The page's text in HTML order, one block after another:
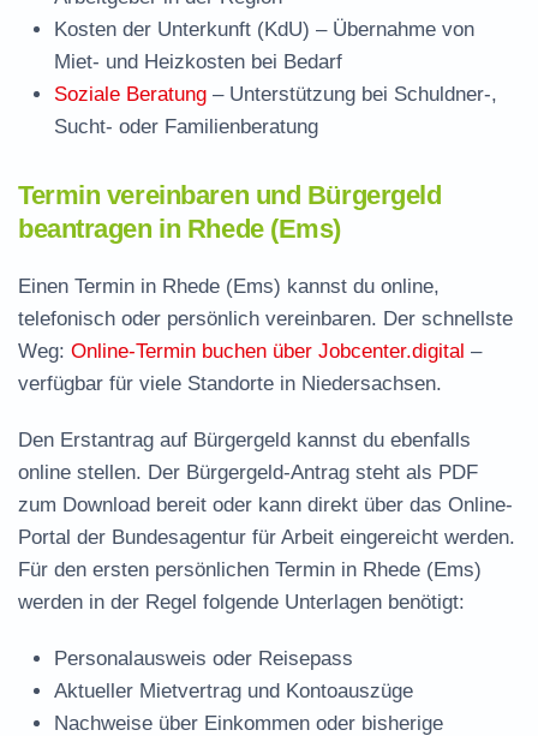
Kosten der Unterkunft (KdU) – Übernahme von
Miet- und Heizkosten bei Bedarf
Soziale Beratung – Unterstützung bei Schuldner-,
Sucht- oder Familienberatung
Termin vereinbaren und Bürgergeld
beantragen in Rhede (Ems)
Einen Termin in Rhede (Ems) kannst du online,
telefonisch oder persönlich vereinbaren. Der schnellste
Weg: Online-Termin buchen über Jobcenter.digital –
verfügbar für viele Standorte in Niedersachsen.
Den Erstantrag auf Bürgergeld kannst du ebenfalls
online stellen. Der Bürgergeld-Antrag steht als PDF
zum Download bereit oder kann direkt über das Online-
Portal der Bundesagentur für Arbeit eingereicht werden.
Für den ersten persönlichen Termin in Rhede (Ems)
werden in der Regel folgende Unterlagen benötigt:
Personalausweis oder Reisepass
Aktueller Mietvertrag und Kontoauszüge
Nachweise über Einkommen oder bisherige